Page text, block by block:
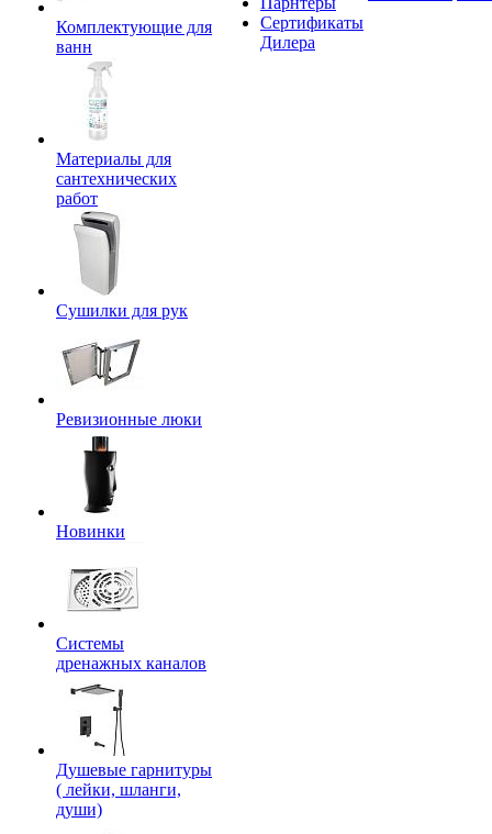
Комплектующие для
ванн
Материалы для
сантехнических
работ
Сушилки для рук
Ревизионные люки
Новинки
Системы
дренажных каналов
Душевые гарнитуры
( лейки, шланги,
души)
Сертификаты
Дилера